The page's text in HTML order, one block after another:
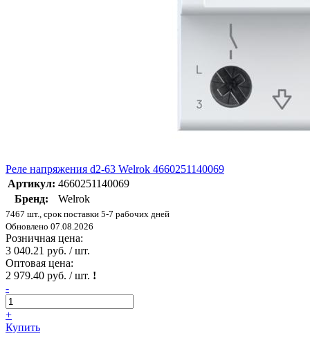
Реле напряжения d2-63 Welrok 4660251140069
Артикул: 4660251140069
Бренд:
Welrok
7467 шт., срок поставки 5-7 рабочих дней
Обновлено 07.08.2026
Розничная цена:
3 040.21 руб. / шт.
Оптовая цена:
2 979.40 руб. / шт. !
-
+
Купить